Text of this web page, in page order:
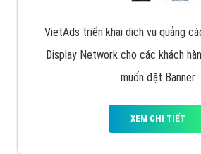
VietAds triển khai dịch vụ quảng
Display Network cho các khách
muốn đặt Banner
XEM CHI TIẾT